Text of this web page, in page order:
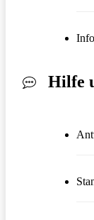
Hilfe